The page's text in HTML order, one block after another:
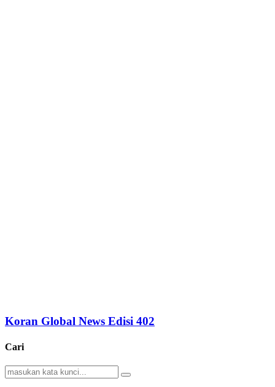
Koran Global News Edisi 402
Cari
Search
for:
Search